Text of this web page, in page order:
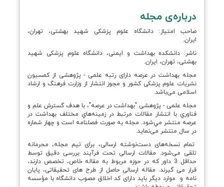
درباره‌ی مجله
صاحب امتیاز: دانشگاه علوم پزشکی شهید بهشتی، تهران،
ایران.
ناشر: دانشکده بهداشت و ایمنی، دانشگاه علوم پزشکی شهید
بهشتی، تهران، ایران.
مجله بهداشت در عرصه دارای رتبه علمی - پژوهشی از کمسیون
نشریات علوم پزشکی کشور و مجوز انتشار از وزارت فرهنگ و ارشاد
اسلامی می‌باشد.
مجله‌ علمی - پژوهشی "بهداشت در عرصه"، با هدف گسترش علم و
فناوري با انتشار مقالات مرتبط در زمينه‌هاي مختلف بهداشت در
عرصه منتشر مي‌شود. مجله به صورت فصلنامه است و چهار شماره
در سال منتشر می‌نماید.
تمام نسخه‌های دست‌نوشته ارسالی، برای تیم مجله، محرمانه
تلقی می‌شود. مقالات ارسالی تحت فرآیند بررسی دقیق توسط
حداقل 3 داور که در حوزه مربوط به مقاله خاص، تخصص دارند،
قرار می­ گیرند. مقاله ارسالی حاصل از طرح های تحقیقاتی، پایان
نامه و موارد دیگر باید دارای کد اخلاق مصوب دانشگاه با مؤسسه